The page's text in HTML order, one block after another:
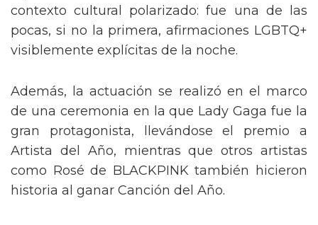
contexto cultural polarizado: fue una de las
pocas, si no la primera, afirmaciones LGBTQ+
visiblemente explícitas de la noche.
Además, la actuación se realizó en el marco
de una ceremonia en la que Lady Gaga fue la
gran protagonista, llevándose el premio a
Artista del Año, mientras que otros artistas
como Rosé de BLACKPINK también hicieron
historia al ganar Canción del Año.